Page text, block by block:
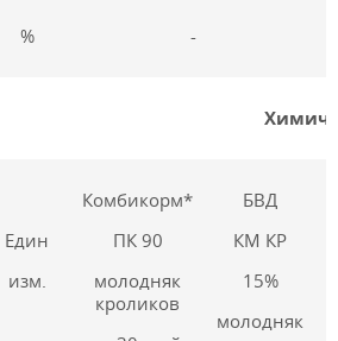
% -
Един
изм.
Комбикорм*
ПК 90
молодняк
кроликов
БВД
КМ КР
15%
молодняк